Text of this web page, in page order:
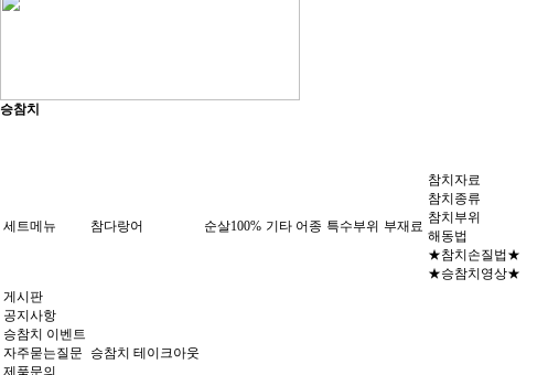
승참치
세트메뉴 참다랑어 순살100% 기타 어종 특수부위 부재료
참치자료
참치종류
참치부위
해동법
★참치손질법★
★승참치영상★
게시판
공지사항
승참치 이벤트
자주묻는질문
제품문의
승참치 테이크아웃